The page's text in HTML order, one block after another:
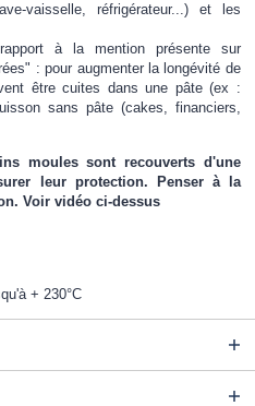
vaisselle, réfrigérateur...) et les
rapport à la mention présente sur
: pour augmenter la longévité de
être cuites dans une pâte (ex :
sans pâte (cakes, financiers,
moules sont recouverts d'une
leur protection. Penser à la
Voir vidéo ci-dessus
+ 230°C